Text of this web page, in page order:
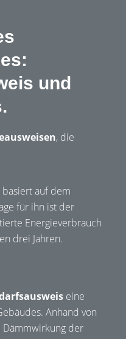
und
, die
basiert auf dem
für ihn ist der
Energieverbrauch
drei Jahren.
eine
Anhand von
der